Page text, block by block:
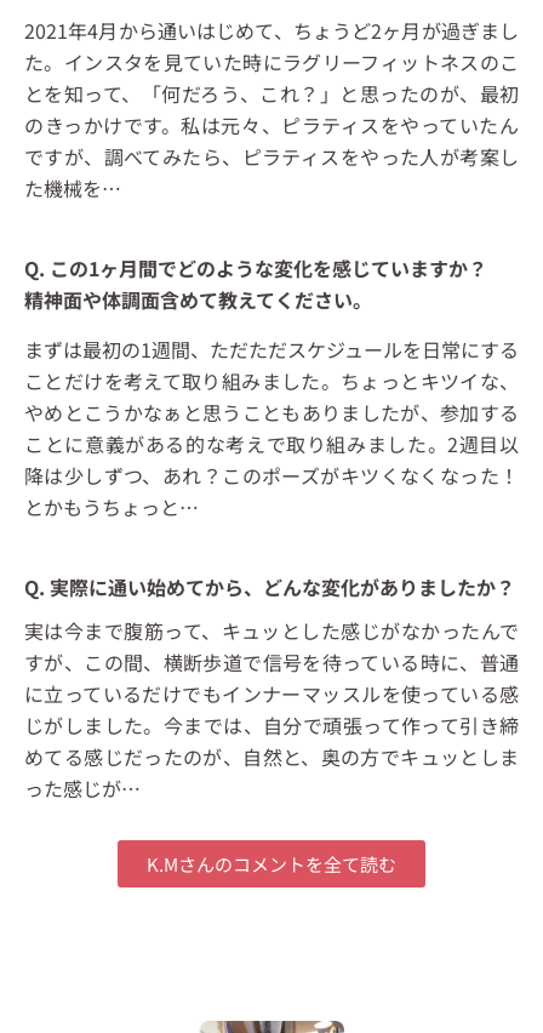
2021年4月から通いはじめて、ちょうど2ヶ月が過ぎまし
た。インスタを見ていた時にラグリーフィットネスのこ
とを知って、「何だろう、これ？」と思ったのが、最初
のきっかけです。私は元々、ピラティスをやっていたん
ですが、調べてみたら、ピラティスをやった人が考案し
た機械を…
Q. この1ヶ月間でどのような変化を感じていますか？
精神面や体調面含めて教えてください。
まずは最初の1週間、ただただスケジュールを日常にする
ことだけを考えて取り組みました。ちょっとキツイな、
やめとこうかなぁと思うこともありましたが、参加する
ことに意義がある的な考えで取り組みました。2週目以
降は少しずつ、あれ？このポーズがキツくなくなった！
とかもうちょっと…
Q. 実際に通い始めてから、どんな変化がありましたか？
実は今まで腹筋って、キュッとした感じがなかったんで
すが、この間、横断歩道で信号を待っている時に、普通
に立っているだけでもインナーマッスルを使っている感
じがしました。今までは、自分で頑張って作って引き締
めてる感じだったのが、自然と、奥の方でキュッとしま
った感じが…
K.Mさんのコメントを全て読む